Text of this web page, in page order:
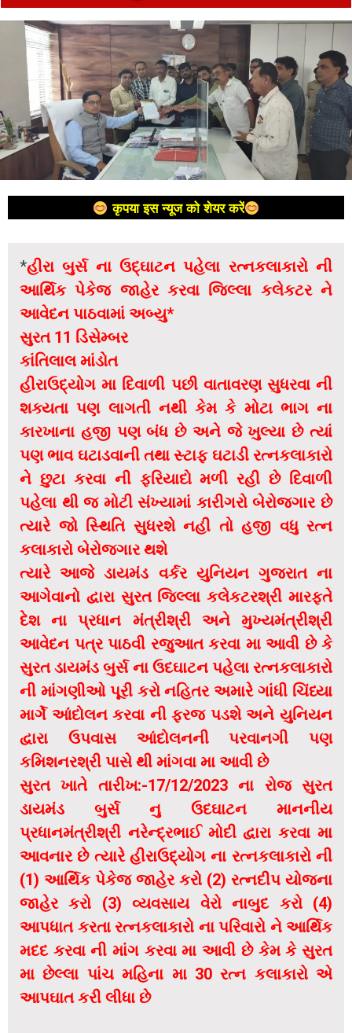
कृपया इस न्यूज को शेयर करें
*હીરા બુર્સ ના ઉદ્ઘાટન પહેલા રત્નકલાકારો ની
આર્થિક પેકેજ જાહેર કરવા જિલ્લા કલેકટર ને
આવેદન પાઠવામાં અબ્યુ*
સુરત 11 ડિસેમ્બર
કાંતિલાલ માંડોત
હીરાઉદ્યોગ મા દિવાળી પછી વાતાવરણ સુધરવા ની
શક્યતા પણ લાગતી નથી કેમ કે મોટા ભાગ ના
કારખાના હજી પણ બંધ છે અને જે ખુલ્યા છે ત્યાં
પણ ભાવ ઘટાડવાની તથા સ્ટાફ ઘટાડી રત્નકલાકારો
ને છુટા કરવા ની ફરિયાદો મળી રહી છે દિવાળી
પહેલા થી જ મોટી સંખ્યામાં કારીગરો બેરોજગાર છે
ત્યારે જો સ્થિતિ સુધરશે નહી તો હજી વધુ રત્ન
કલાકારો બેરોજગાર થશે
ત્યારે આજે ડાયમંડ વર્કર યુનિયન ગુજરાત ના
આગેવાનો દ્વારા સુરત જિલ્લા કલેકટરશ્રી મારફતે
દેશ ના પ્રધાન મંત્રીશ્રી અને મુખ્યમંત્રીશ્રી
આવેદન પત્ર પાઠવી રજુઆત કરવા મા આવી છે કે
સુરત ડાયમંડ બુર્સ ના ઉદઘાટન પહેલા રત્નકલાકારો
ની માંગણીઓ પૂરી કરો નહિતર અમારે ગાંધી ચિંધ્યા
માર્ગે આંદોલન કરવા ની ફરજ પડશે અને યુનિયન
દ્વારા ઉપવાસ આંદોલનની પરવાનગી પણ
કમિશનરશ્રી પાસે થી માંગવા મા આવી છે
સુરત ખાતે તારીખ:-17/12/2023 ના રોજ સુરત
ડાયમંડ બુર્સ નુ ઉદઘાટન માનનીય
પ્રધાનમંત્રીશ્રી નરેન્દ્રભાઈ મોદી દ્વારા કરવા મા
આવનાર છે ત્યારે હીરાઉદ્યોગ ના રત્નકલાકારો ની
(1) આર્થિક પેકેજ જાહેર કરો (2) રત્નદીપ યોજના
જાહેર કરો (3) વ્યવસાય વેરો નાબુદ કરો (4)
આપધાત કરતા રત્નકલાકારો ના પરિવારો ને આર્થિક
મદદ કરવા ની માંગ કરવા મા આવી છે કેમ કે સુરત
મા છેલ્લા પાંચ મહિના મા 30 રત્ન કલાકારો એ
આપઘાત કરી લીધા છે